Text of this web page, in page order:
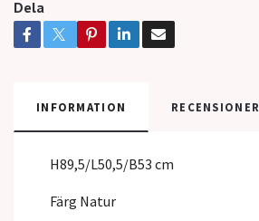
Dela
INFORMATION RECENSIONER
H89,5/L50,5/B53 cm
Färg Natur